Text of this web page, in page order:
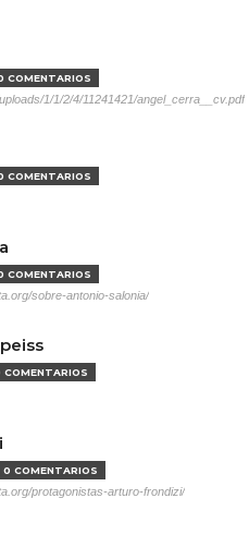
COMENTARIOS
1/1/2/4/11241421/angel_cerra__cv.pdf
COMENTARIOS
COMENTARIOS
sobre-antonio-salonia/
COMENTARIOS
0 COMENTARIOS
protagonistas-arturo-frondizi/